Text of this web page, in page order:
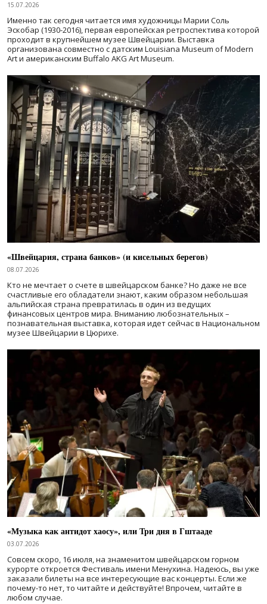
15.07.2026
Именно так сегодня читается имя художницы Марии Соль
Эскобар (1930-2016), первая европейская ретроспектива которой
проходит в крупнейшем музее Швейцарии. Выставка
организована совместно с датским Louisiana Museum of Modern
Art и американским Buffalo AKG Art Museum.
«Швейцария, страна банков» (и кисельных берегов)
08.07.2026
Кто не мечтает о счете в швейцарском банке? Но даже не все
счастливые его обладатели знают, каким образом небольшая
альпийская страна превратилась в один из ведущих
финансовых центров мира. Вниманию любознательных –
познавательная выставка, которая идет сейчас в Национальном
музее Швейцарии в Цюрихе.
«Музыка как антидот хаосу», или Три дня в Гштааде
03.07.2026
Совсем скоро, 16 июля, на знаменитом швейцарском горном
курорте откроется Фестиваль имени Менухина. Надеюсь, вы уже
заказали билеты на все интересующие вас концерты. Если же
почему-то нет, то читайте и действуйте! Впрочем, читайте в
любом случае.